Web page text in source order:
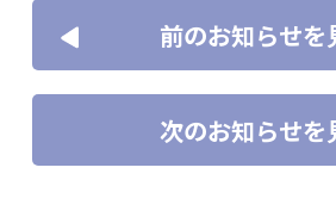
前のお知らせを
次のお知らせを